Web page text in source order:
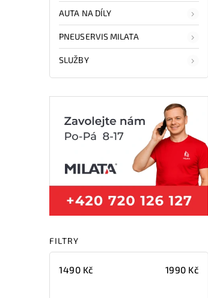
AUTA NA DÍLY
PNEUSERVIS MILATA
SLUŽBY
FILTRY
1490 Kč 1990 Kč